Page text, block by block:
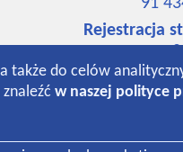
91
Rejestracja
534
531
91
także do celów
w naszej polityce